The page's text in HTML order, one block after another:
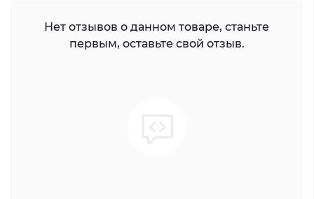
Нет отзывов о данном товаре, станьте
первым, оставьте свой отзыв.